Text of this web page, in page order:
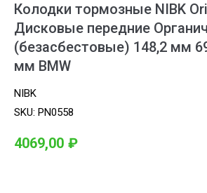
Колодки тормозные NIBK
Дисковые передние
(безасбестовые) 148,2 мм
мм BMW
NIBK
SKU: PN0558
4069,00 ₽